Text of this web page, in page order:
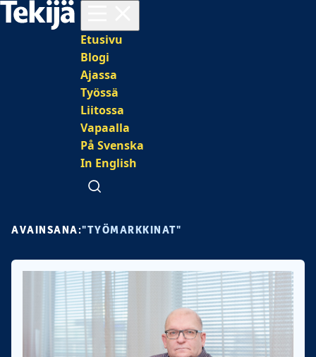
Päävalikko
Etusivu
Blogi
Ajassa
Työssä
Liitossa
Vapaalla
På Svenska
In English
Avaa haku
AVAINSANA:"TYÖMARKKINAT"